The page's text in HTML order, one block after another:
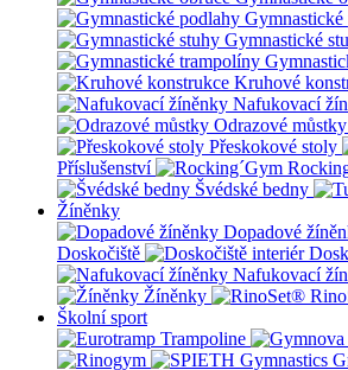
Gymnastické
Kruhové
Nafukovací
Odrazové můstky
Přeskokové stoly
Příslušenství
Švédské bedny
Žíněnky
Dopadové
Doskočiště
Nafukovací
Žíněnky
Školní sport